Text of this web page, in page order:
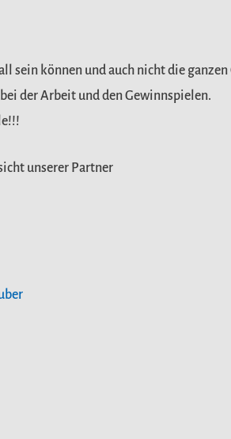
sein können und auch nicht die
der Arbeit und den Gewinnspielen.
unserer Partner